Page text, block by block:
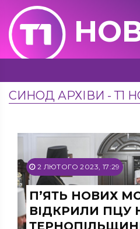
СИНОД АРХІВИ - Т1
2 ЛЮТОГО 2023, 17:29
П’ЯТЬ НОВИХ
ВІДКРИЛИ ПЦУ